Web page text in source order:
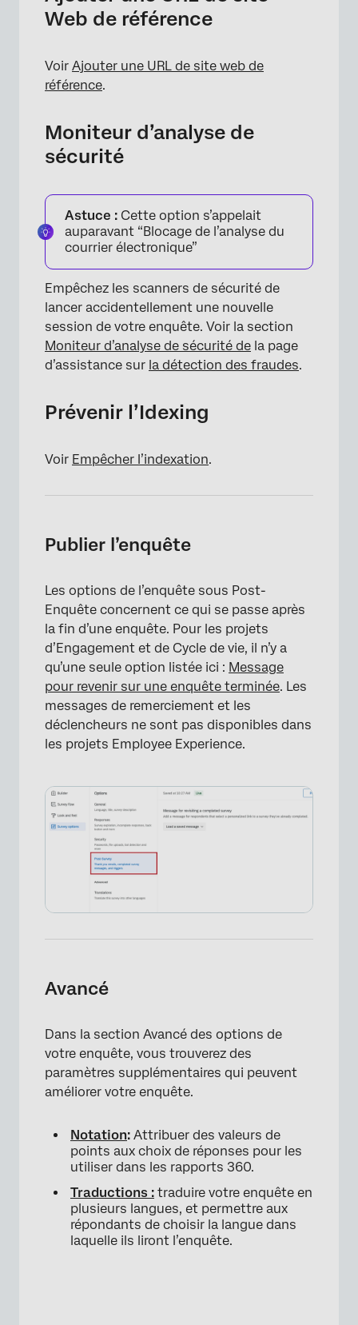
×
Web de référence
Voir Ajouter une URL de site web de
référence.
Moniteur d’analyse de
sécurité
Astuce : Cette option s’appelait
auparavant “Blocage de l’analyse du
courrier électronique”
Empêchez les scanners de sécurité de
lancer accidentellement une nouvelle
session de votre enquête. Voir la section
Moniteur d’analyse de sécurité de la page
d’assistance sur la détection des fraudes.
Prévenir l’Idexing
Voir Empêcher l’indexation.
Publier l’enquête
Les options de l’enquête sous Post-
Enquête concernent ce qui se passe après
la fin d’une enquête. Pour les projets
d’Engagement et de Cycle de vie, il n’y a
qu’une seule option listée ici : Message
pour revenir sur une enquête terminée. Les
messages de remerciement et les
déclencheurs ne sont pas disponibles dans
les projets Employee Experience.
×
Avancé
Dans la section Avancé des options de
votre enquête, vous trouverez des
paramètres supplémentaires qui peuvent
améliorer votre enquête.
Notation: Attribuer des valeurs de
points aux choix de réponses pour les
utiliser dans les rapports 360.
Traductions : traduire votre enquête en
plusieurs langues, et permettre aux
répondants de choisir la langue dans
laquelle ils liront l’enquête.